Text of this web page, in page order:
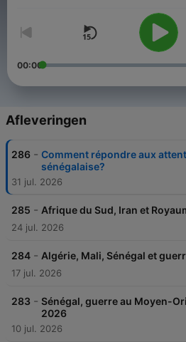
00:00
Afleveringen
286 - Comment répondre aux
sénégalaise?
31 jul. 2026
285 - Afrique du Sud, Iran et
24 jul. 2026
284 - Algérie, Mali, Sénégal et
17 jul. 2026
283 - Sénégal, guerre au Moyen-
2026
10 jul. 2026